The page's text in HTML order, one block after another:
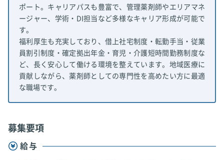
ポート。キャリアパスも豊富で、管理薬剤師やエリアマネ
ージャー、学術・DI担当など多様なキャリア形成が可能で
す。
福利厚生も充実しており、借上社宅制度・転勤手当・従業
員割引制度・確定拠出年金・育児・介護短時間勤務制度な
ど、長く安心して働ける環境を整えています。地域医療に
貢献しながら、薬剤師としての専門性を高めたい方に最適
な職場です。
募集要項
給与